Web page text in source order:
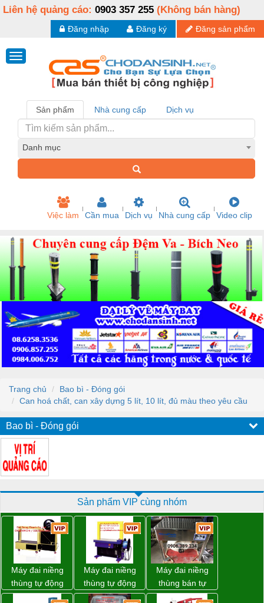
Liên hệ quảng cáo: 0903 357 255 (Không bán hàng)
Đăng sản phẩm
Đăng ký
Đăng nhập
Sản phẩm Nhà cung cấp Dịch vụ
Danh mục
Việc làm Cần mua Dịch vụ Nhà cung cấp Video clip
Trang chủ
Bao bì - Đóng gói
Can hoá chất, can xây dựng 5 lít, 10 lít, đủ màu theo yêu cầu
Bao bì - Đóng gói
Sản phẩm VIP cùng nhóm
Máy đai niềng
thùng tự động
DBA-80A Đài
Máy đai niềng
thùng tự động
DBA-200 giá tốt
Máy đai niềng
thùng bán tự
động D53XS2